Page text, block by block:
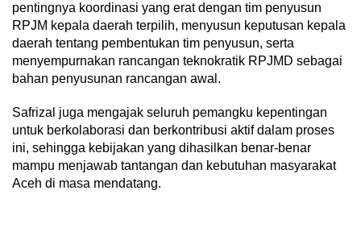
pentingnya koordinasi yang erat dengan tim penyusun
RPJM kepala daerah terpilih, menyusun keputusan kepala
daerah tentang pembentukan tim penyusun, serta
menyempurnakan rancangan teknokratik RPJMD sebagai
bahan penyusunan rancangan awal.
Safrizal juga mengajak seluruh pemangku kepentingan
untuk berkolaborasi dan berkontribusi aktif dalam proses
ini, sehingga kebijakan yang dihasilkan benar-benar
mampu menjawab tantangan dan kebutuhan masyarakat
Aceh di masa mendatang.